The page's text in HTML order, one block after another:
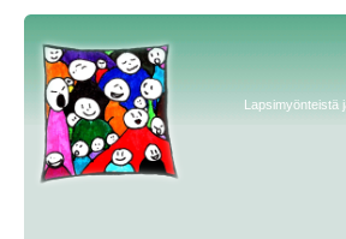
Lapsimyönteistä